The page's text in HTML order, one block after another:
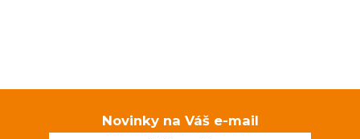
Novinky na Váš e-mail